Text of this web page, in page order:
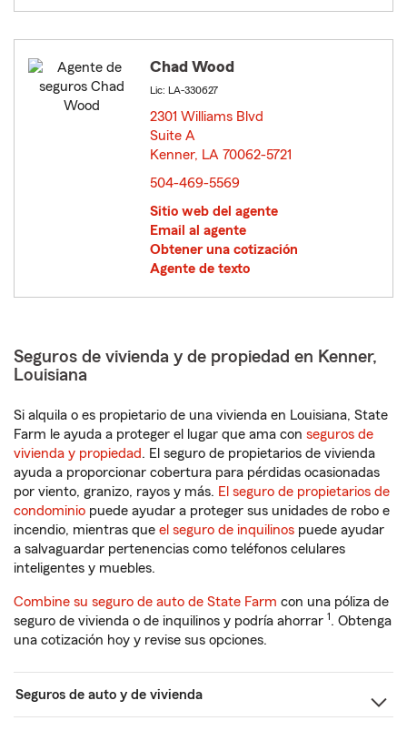
Chad Wood
Lic: LA-330627
2301 Williams Blvd
Suite A
Kenner, LA 70062-5721
504-469-5569
Sitio web del agente
Email al agente
Obtener una cotización
Agente de texto
Seguros de vivienda y de propiedad en Kenner,
Louisiana
Si alquila o es propietario de una vivienda en Louisiana, State
Farm le ayuda a proteger el lugar que ama con seguros de
vivienda y propiedad. El seguro de propietarios de vivienda
ayuda a proporcionar cobertura para pérdidas ocasionadas
por viento, granizo, rayos y más. El seguro de propietarios de
condominio puede ayudar a proteger sus unidades de robo e
incendio, mientras que el seguro de inquilinos puede ayudar
a salvaguardar pertenencias como teléfonos celulares
inteligentes y muebles.
Combine su seguro de auto de State Farm con una póliza de
seguro de vivienda o de inquilinos y podría ahorrar 1. Obtenga
una cotización hoy y revise sus opciones.
Seguros de auto y de vivienda